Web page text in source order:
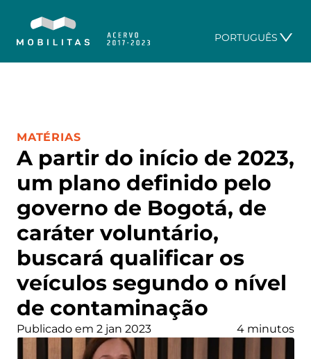
PORTUGUÊS
A partir do início de 2023,
um plano definido pelo
governo de Bogotá, de
caráter voluntário,
buscará qualificar os
veículos segundo o nível
de contaminação
CATEGORIA:
MATÉRIAS
Publicado em 2 jan 2023 4 minutos